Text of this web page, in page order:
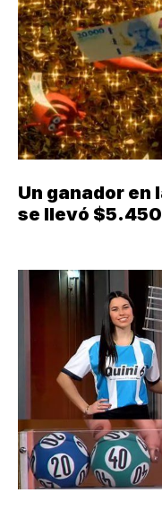
Un ganador en
se llevó